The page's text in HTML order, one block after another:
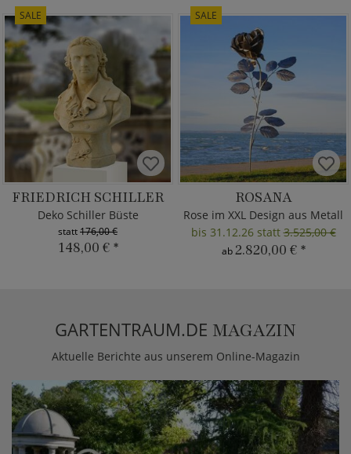
SALE
FRIEDRICH SCHILLER
Deko Schiller Büste
statt176,00 €
148,00 € *
SALE
ROSANA
Rose im XXL Design aus Metall
bis 31.12.26 statt3.525,00 €
ab2.820,00 € *
GARTENTRAUM.DE MAGAZIN
Aktuelle Berichte aus unserem Online-Magazin